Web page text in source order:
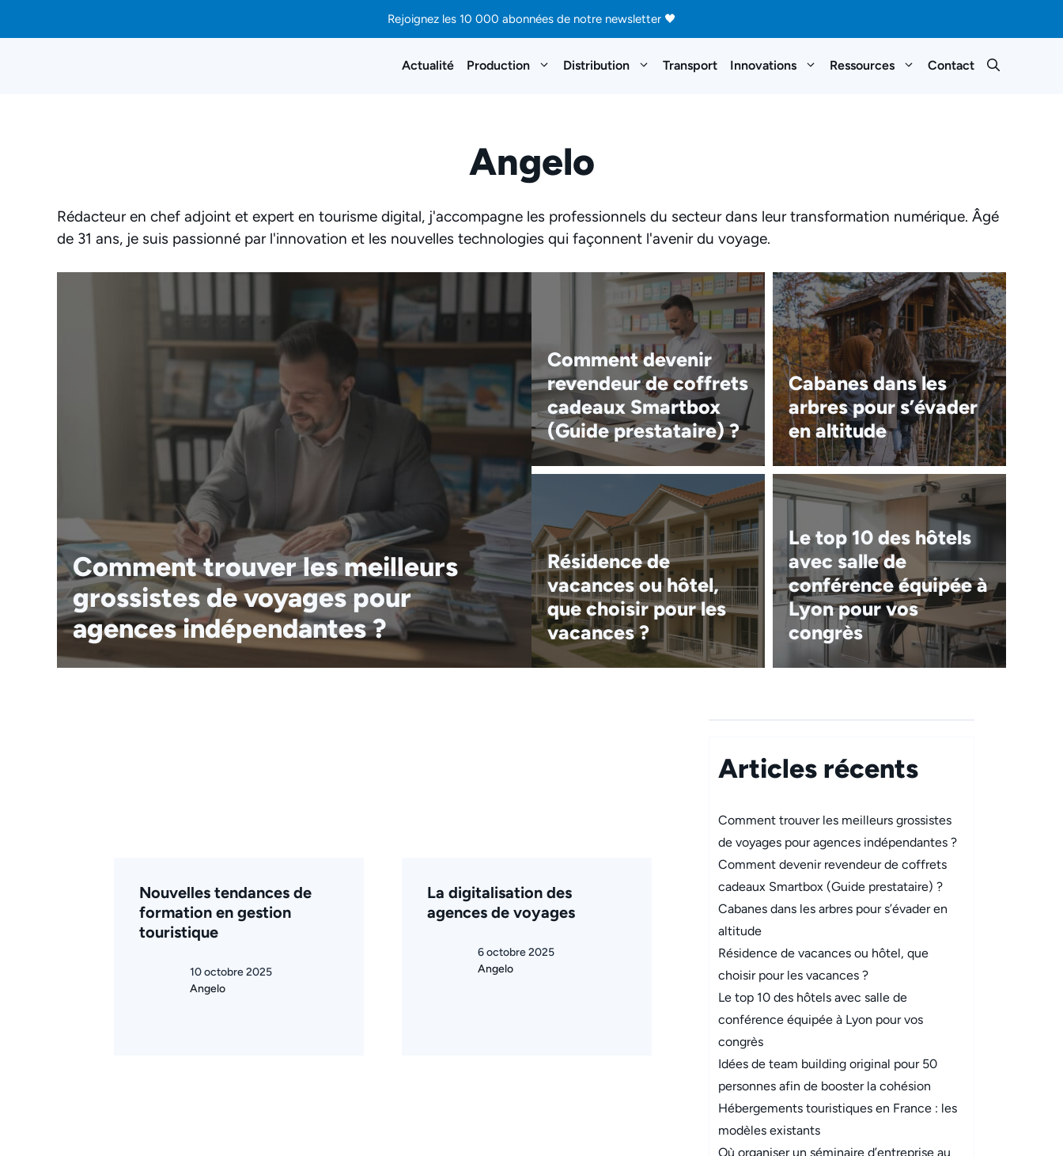
Rejoignez les 10 000 abonnées de notre newsletter 🖤
Actualité Production Distribution Transport Innovations Ressources Contact
Angelo
Rédacteur en chef adjoint et expert en tourisme digital, j'accompagne les professionnels du secteur dans leur transformation numérique. Âgé
de 31 ans, je suis passionné par l'innovation et les nouvelles technologies qui façonnent l'avenir du voyage.
Comment trouver les meilleurs
grossistes de voyages pour
agences indépendantes ?
Comment devenir
revendeur de coffrets
cadeaux Smartbox
(Guide prestataire) ?
Cabanes dans les
arbres pour s’évader
en altitude
Résidence de
vacances ou hôtel,
que choisir pour les
vacances ?
Le top 10 des hôtels
avec salle de
conférence équipée à
Lyon pour vos
congrès
Nouvelles tendances de
formation en gestion
touristique
10 octobre 2025
Angelo
La digitalisation des
agences de voyages
6 octobre 2025
Angelo
Articles récents
Comment trouver les meilleurs grossistes
de voyages pour agences indépendantes ?
Comment devenir revendeur de coffrets
cadeaux Smartbox (Guide prestataire) ?
Cabanes dans les arbres pour s’évader en
altitude
Résidence de vacances ou hôtel, que
choisir pour les vacances ?
Le top 10 des hôtels avec salle de
conférence équipée à Lyon pour vos
congrès
Idées de team building original pour 50
personnes afin de booster la cohésion
Hébergements touristiques en France : les
modèles existants
Où organiser un séminaire d’entreprise au